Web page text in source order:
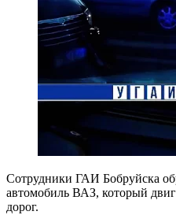
Сотрудники ГАИ Бобруйска
автомобиль ВАЗ, который
дорог.